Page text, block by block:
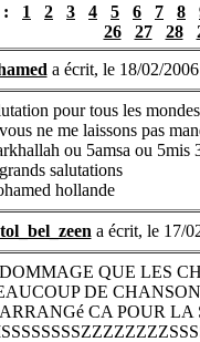
: 1 2 3 4 5 6 7 8
26
27 28
a écrit, le 18/02/
pour tous les
ne me laissons pas
ou 5amsa ou 5mis
salutations
hollande
a écrit, le 17/
QUE LES
DE
CA POUR